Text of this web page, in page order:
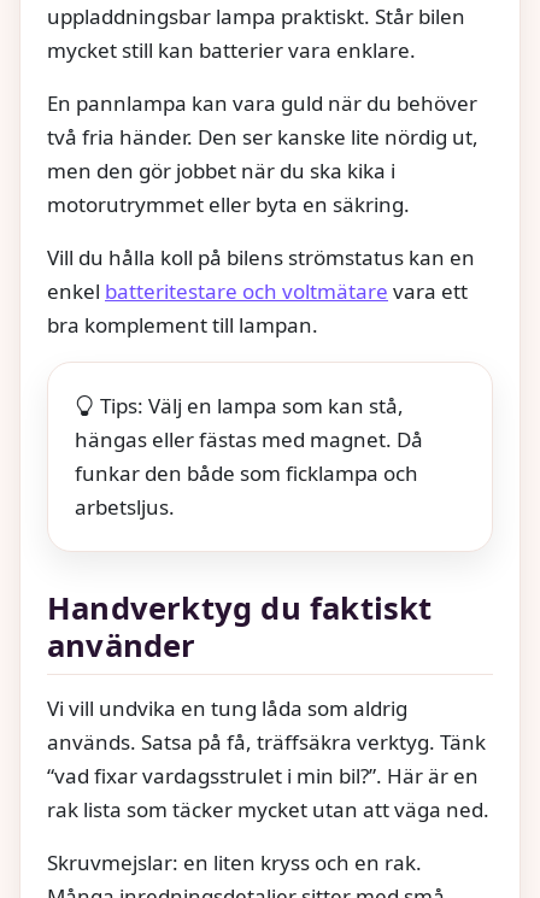
uppladdningsbar lampa praktiskt. Står bilen
mycket still kan batterier vara enklare.
En pannlampa kan vara guld när du behöver
två fria händer. Den ser kanske lite nördig ut,
men den gör jobbet när du ska kika i
motorutrymmet eller byta en säkring.
Vill du hålla koll på bilens strömstatus kan en
enkel batteritestare och voltmätare vara ett
bra komplement till lampan.
Tips: Välj en lampa som kan stå,
hängas eller fästas med magnet. Då
funkar den både som ficklampa och
arbetsljus.
Handverktyg du faktiskt
använder
Vi vill undvika en tung låda som aldrig
används. Satsa på få, träffsäkra verktyg. Tänk
“vad fixar vardagsstrulet i min bil?”. Här är en
rak lista som täcker mycket utan att väga ned.
Skruvmejslar: en liten kryss och en rak.